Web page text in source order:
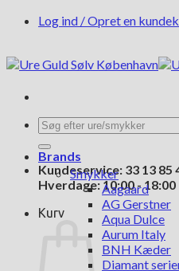
FortsætLog ind / Opret en
Søg
efter:
Kundeservice: 33 13 85
Hverdage: 10:00 - 18:00
Kurv
Brands
Smykker
Aagaard
AG Gerstner
Aqua Dulce
Aurum Italy
BNH Kæder
Diamant